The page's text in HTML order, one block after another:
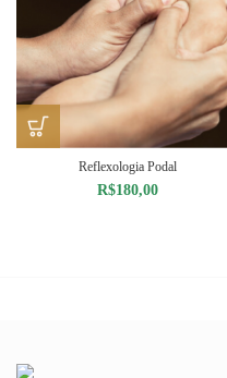
Reflexologia Podal
R$180,00